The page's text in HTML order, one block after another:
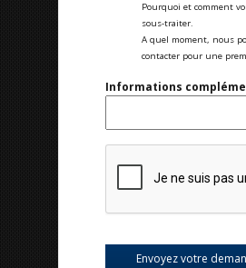
Pourquoi et comment
sous-traiter.
A quel moment, nous
contacter pour une
Informations